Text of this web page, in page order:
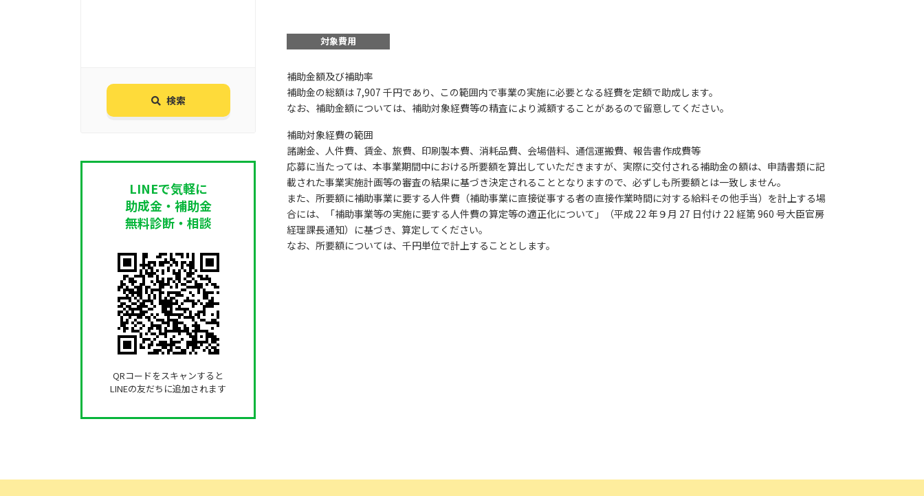
検索
LINEで気軽に
助成金・補助金
無料診断・相談
QRコードをスキャンすると
LINEの友だちに追加されます
対象費用
補助金額及び補助率
補助金の総額は 7,907 千円であり、この範囲内で事業の実施に必要となる経費を定額で助成します。
なお、補助金額については、補助対象経費等の精査により減額することがあるので留意してください。
補助対象経費の範囲
諸謝金、人件費、賃金、旅費、印刷製本費、消耗品費、会場借料、通信運搬費、報告書作成費等
応募に当たっては、本事業期間中における所要額を算出していただきますが、実際に交付される補助金の額は、申請書類に記
載された事業実施計画等の審査の結果に基づき決定されることとなりますので、必ずしも所要額とは一致しません。
また、所要額に補助事業に要する人件費（補助事業に直接従事する者の直接作業時間に対する給料その他手当）を計上する場
合には、「補助事業等の実施に要する人件費の算定等の適正化について」（平成 22 年９月 27 日付け 22 経第 960 号大臣官房
経理課長通知）に基づき、算定してください。
なお、所要額については、千円単位で計上することとします。
メールアドレス